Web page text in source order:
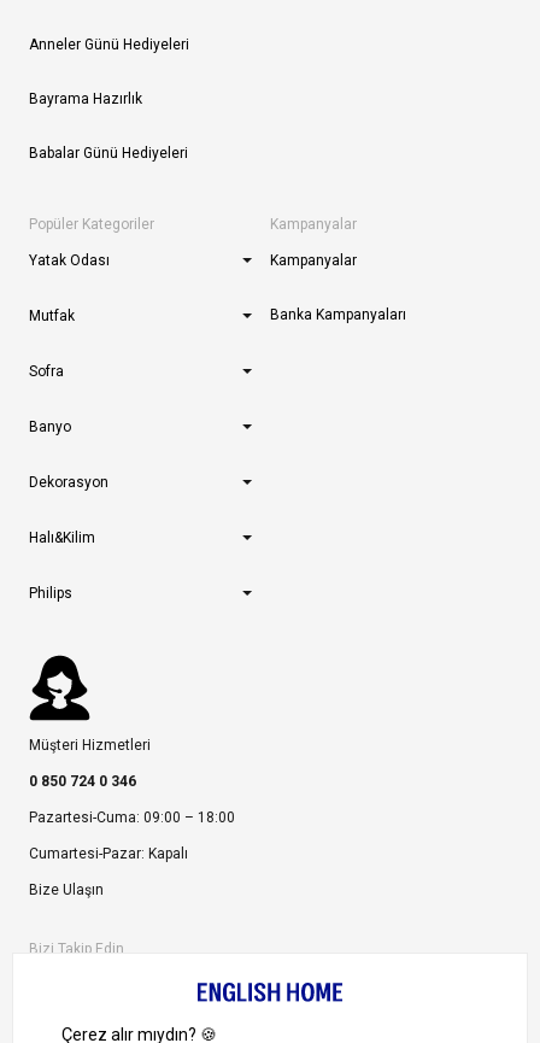
Anneler Günü Hediyeleri
Bayrama Hazırlık
Babalar Günü Hediyeleri
Popüler Kategoriler
Yatak Odası
Mutfak
Sofra
Banyo
Dekorasyon
Halı&Kilim
Philips
Kampanyalar
Kampanyalar
Banka Kampanyaları
Müşteri Hizmetleri
0 850 724 0 346
Pazartesi-Cuma: 09:00 – 18:00
Cumartesi-Pazar: Kapalı
Bize Ulaşın
Bizi Takip Edin